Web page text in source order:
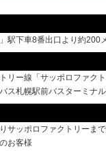
駅下車8番出口より約200
リー線「サッポロファク
バス札幌駅前バスターミ
サッポロファクトリーまで
お客様